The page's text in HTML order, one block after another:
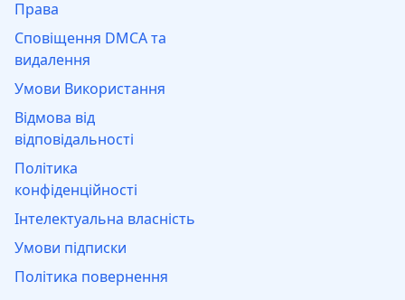
Права
Сповіщення DMCA та
видалення
Умови Використання
Відмова від
відповідальності
Політика
конфіденційності
Інтелектуальна власність
Умови підписки
Політика повернення